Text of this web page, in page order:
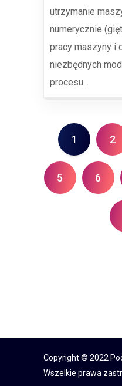
utrzymanie
numerycznie
pracy maszyny i
niezbędnych
procesu...
1 2
5 6
Copyright © 2022
Wszelkie prawa